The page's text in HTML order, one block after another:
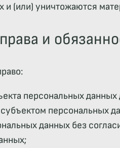
и (или) уничтожаются
и
персональных
персональных
данных без